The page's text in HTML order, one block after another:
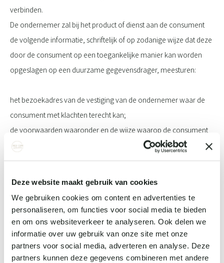
Deze website maakt gebruik van cookies
We gebruiken cookies om content en advertenties te
personaliseren, om functies voor social media te bieden
en om ons websiteverkeer te analyseren. Ook delen we
informatie over uw gebruik van onze site met onze
partners voor social media, adverteren en analyse. Deze
partners kunnen deze gegevens combineren met andere
verbinden.
De ondernemer zal bij het product of dienst aan de consument
de volgende informatie, schriftelijk of op zodanige wijze dat deze
door de consument op een toegankelijke manier kan worden
opgeslagen op een duurzame gegevensdrager, meesturen:
het bezoekadres van de vestiging van de ondernemer waar de
consument met klachten terecht kan;
de voorwaarden waaronder en de wijze waarop de consument
van het herroepingsrecht gebruik kan maken, dan wel een
de in artikel 4 lid 3 van deze voorwaarden opgenomen gegevens,
tenzij de ondernemer deze gegevens al aan de consument heeft
verstrekt vóór de uitvoering van de overeenkomst;
de vereisten voor opzegging van de overeenkomst indien de